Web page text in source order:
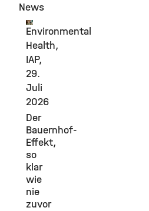
News
Environmental
Health,
IAP,
29.
Juli
2026
Der
Bauernhof-
Effekt,
so
klar
wie
nie
zuvor